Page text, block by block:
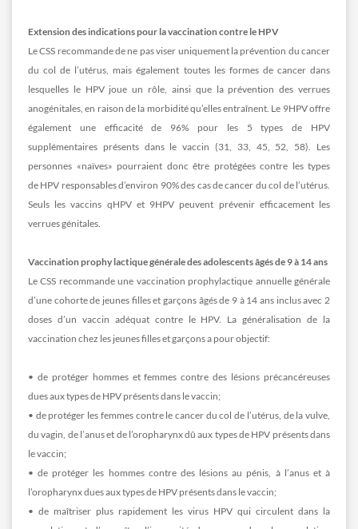
Extension des indications pour la vaccination contre le HPV
Le CSS recommande de ne pas viser uniquement la prévention du cancer
du col de l’utérus, mais également toutes les formes de cancer dans
lesquelles le HPV joue un rôle, ainsi que la prévention des verrues
anogénitales, en raison de la morbidité qu’elles entraînent. Le 9HPV offre
également une efficacité de 96% pour les 5 types de HPV
supplémentaires présents dans le vaccin (31, 33, 45, 52, 58). Les
personnes «naïves» pourraient donc être protégées contre les types
de HPV responsables d’environ 90% des cas de cancer du col de l’utérus.
Seuls les vaccins qHPV et 9HPV peuvent prévenir efficacement les
verrues génitales.
Vaccination prophy lactique générale des adolescents âgés de 9 à 14 ans
Le CSS recommande une vaccination prophylactique annuelle générale
d’une cohorte de jeunes filles et garçons âgés de 9 à 14 ans inclus avec 2
doses d’un vaccin adéquat contre le HPV. La généralisation de la
vaccination chez les jeunes filles et garçons a pour objectif:
• de protéger hommes et femmes contre des lésions précancéreuses
dues aux types de HPV présents dans le vaccin;
• de protéger les femmes contre le cancer du col de l’utérus, de la vulve,
du vagin, de l’anus et de l’oropharynx dû aux types de HPV présents dans
le vaccin;
• de protéger les hommes contre des lésions au pénis, à l’anus et à
l’oropharynx dues aux types de HPV présents dans le vaccin;
• de maîtriser plus rapidement les virus HPV qui circulent dans la